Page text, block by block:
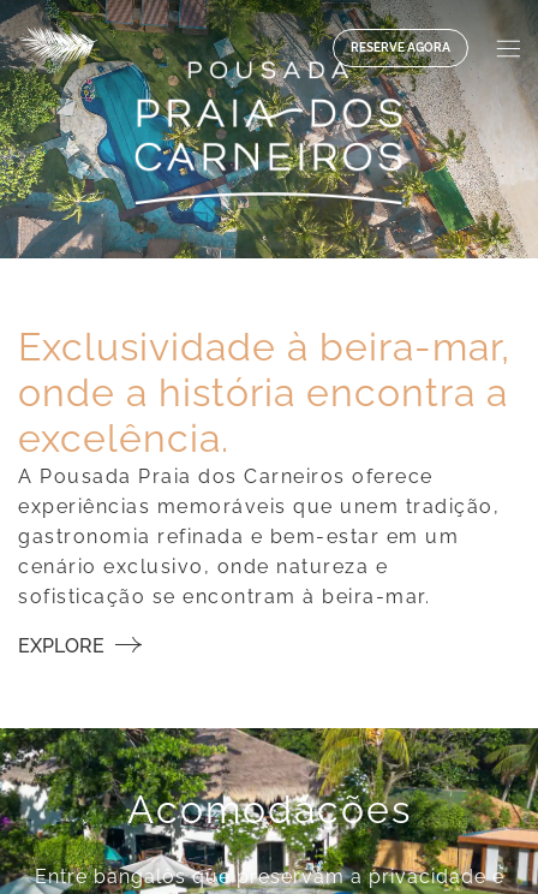
Pular
para
o
Conteúdo
RESERVE AGORA
Exclusividade à beira-mar,
onde a história encontra a
excelência.
A Pousada Praia dos Carneiros oferece
experiências memoráveis que unem tradição,
gastronomia refinada e bem-estar em um
cenário exclusivo, onde natureza e
sofisticação se encontram à beira-mar.
EXPLORE
Acomodações
Entre bangalôs que preservam a privacidade e